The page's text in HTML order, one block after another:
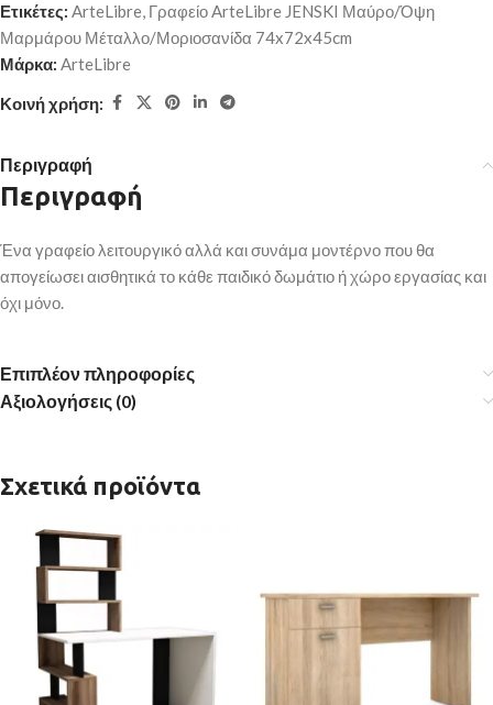
Ετικέτες: ArteLibre, Γραφείο ArteLibre JENSKI Μαύρο/Όψη
Μαρμάρου Μέταλλο/Μοριοσανίδα 74x72x45cm
Μάρκα: ArteLibre
Κοινή χρήση:
Περιγραφή
Περιγραφή
Ένα γραφείο λειτουργικό αλλά και συνάμα μοντέρνο που θα
απογείωσει αισθητικά το κάθε παιδικό δωμάτιο ή χώρο εργασίας και
όχι μόνο.
Επιπλέον πληροφορίες
Αξιολογήσεις (0)
Σχετικά προϊόντα